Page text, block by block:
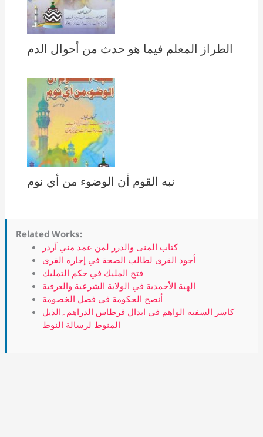
الطراز المعلم فيما هو حدث من أحوال الدم
نبه القوم أن الوضوء من أي نوم
Related Works:
كتاب المنى والدرر لمن عمد مني آردر
أجود القرى لطالب الصحة في إجارة القرى
فتح المليك في حكم التمليك
الهبة الأحمدية في الولاية الشرعية والعرفية
أنصح الحكومة في فصل الخصومة
كاسر السفيه الواهم في ابدال قرطاس الدراهم۔الذيل
المنوط لرسالة النوط